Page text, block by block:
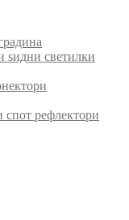
ѕидни светилки
рефлектори